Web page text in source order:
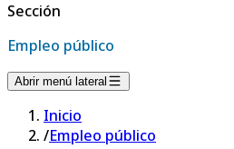
Sección
Empleo público
Abrir menú lateral
Inicio
/Empleo público